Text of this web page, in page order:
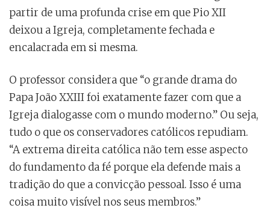
partir de uma profunda crise em que Pio XII
deixou a Igreja, completamente fechada e
encalacrada em si mesma.
O professor considera que “o grande drama do
Papa João XXIII foi exatamente fazer com que a
Igreja dialogasse com o mundo moderno.” Ou seja,
tudo o que os conservadores católicos repudiam.
“A extrema direita católica não tem esse aspecto
do fundamento da fé porque ela defende mais a
tradição do que a convicção pessoal. Isso é uma
coisa muito visível nos seus membros.”